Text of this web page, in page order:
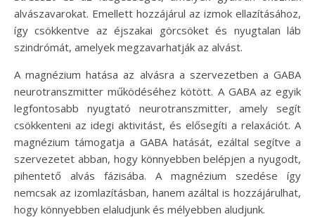
alvászavarokat. Emellett hozzájárul az izmok ellazításához,
így csökkentve az éjszakai görcsöket és nyugtalan láb
szindrómát, amelyek megzavarhatják az alvást.
A magnézium hatása az alvásra a szervezetben a GABA
neurotranszmitter működéséhez kötött. A GABA az egyik
legfontosabb nyugtató neurotranszmitter, amely segít
csökkenteni az idegi aktivitást, és elősegíti a relaxációt. A
magnézium támogatja a GABA hatását, ezáltal segítve a
szervezetet abban, hogy könnyebben belépjen a nyugodt,
pihentető alvás fázisába. A magnézium szedése így
nemcsak az izomlazításban, hanem azáltal is hozzájárulhat,
hogy könnyebben elaludjunk és mélyebben aludjunk.